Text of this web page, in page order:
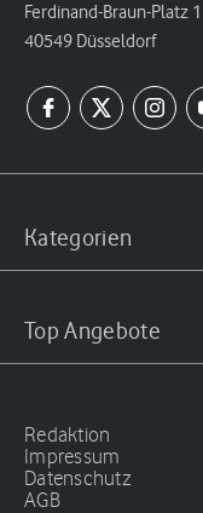
Ferdinand-Braun-Platz 1
40549 Düsseldorf
Kategorien
Top Angebote
Redaktion
Impressum
Datenschutz
AGB